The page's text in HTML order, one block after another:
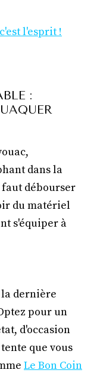
l'esprit !
:
dans la
débourser
du matériel
s'équiper à
la dernière
pour un
d'occasion
que vous
Le Bon Coin